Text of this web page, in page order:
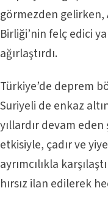
görmezden gelirken,
Birliği’nin felç edici
ağırlaştırdı.
Türkiye’de deprem
Suriyeli de enkaz
yıllardır devam
etkisiyle, çadır ve
ayrımcılıkla
hırsız ilan edilerek